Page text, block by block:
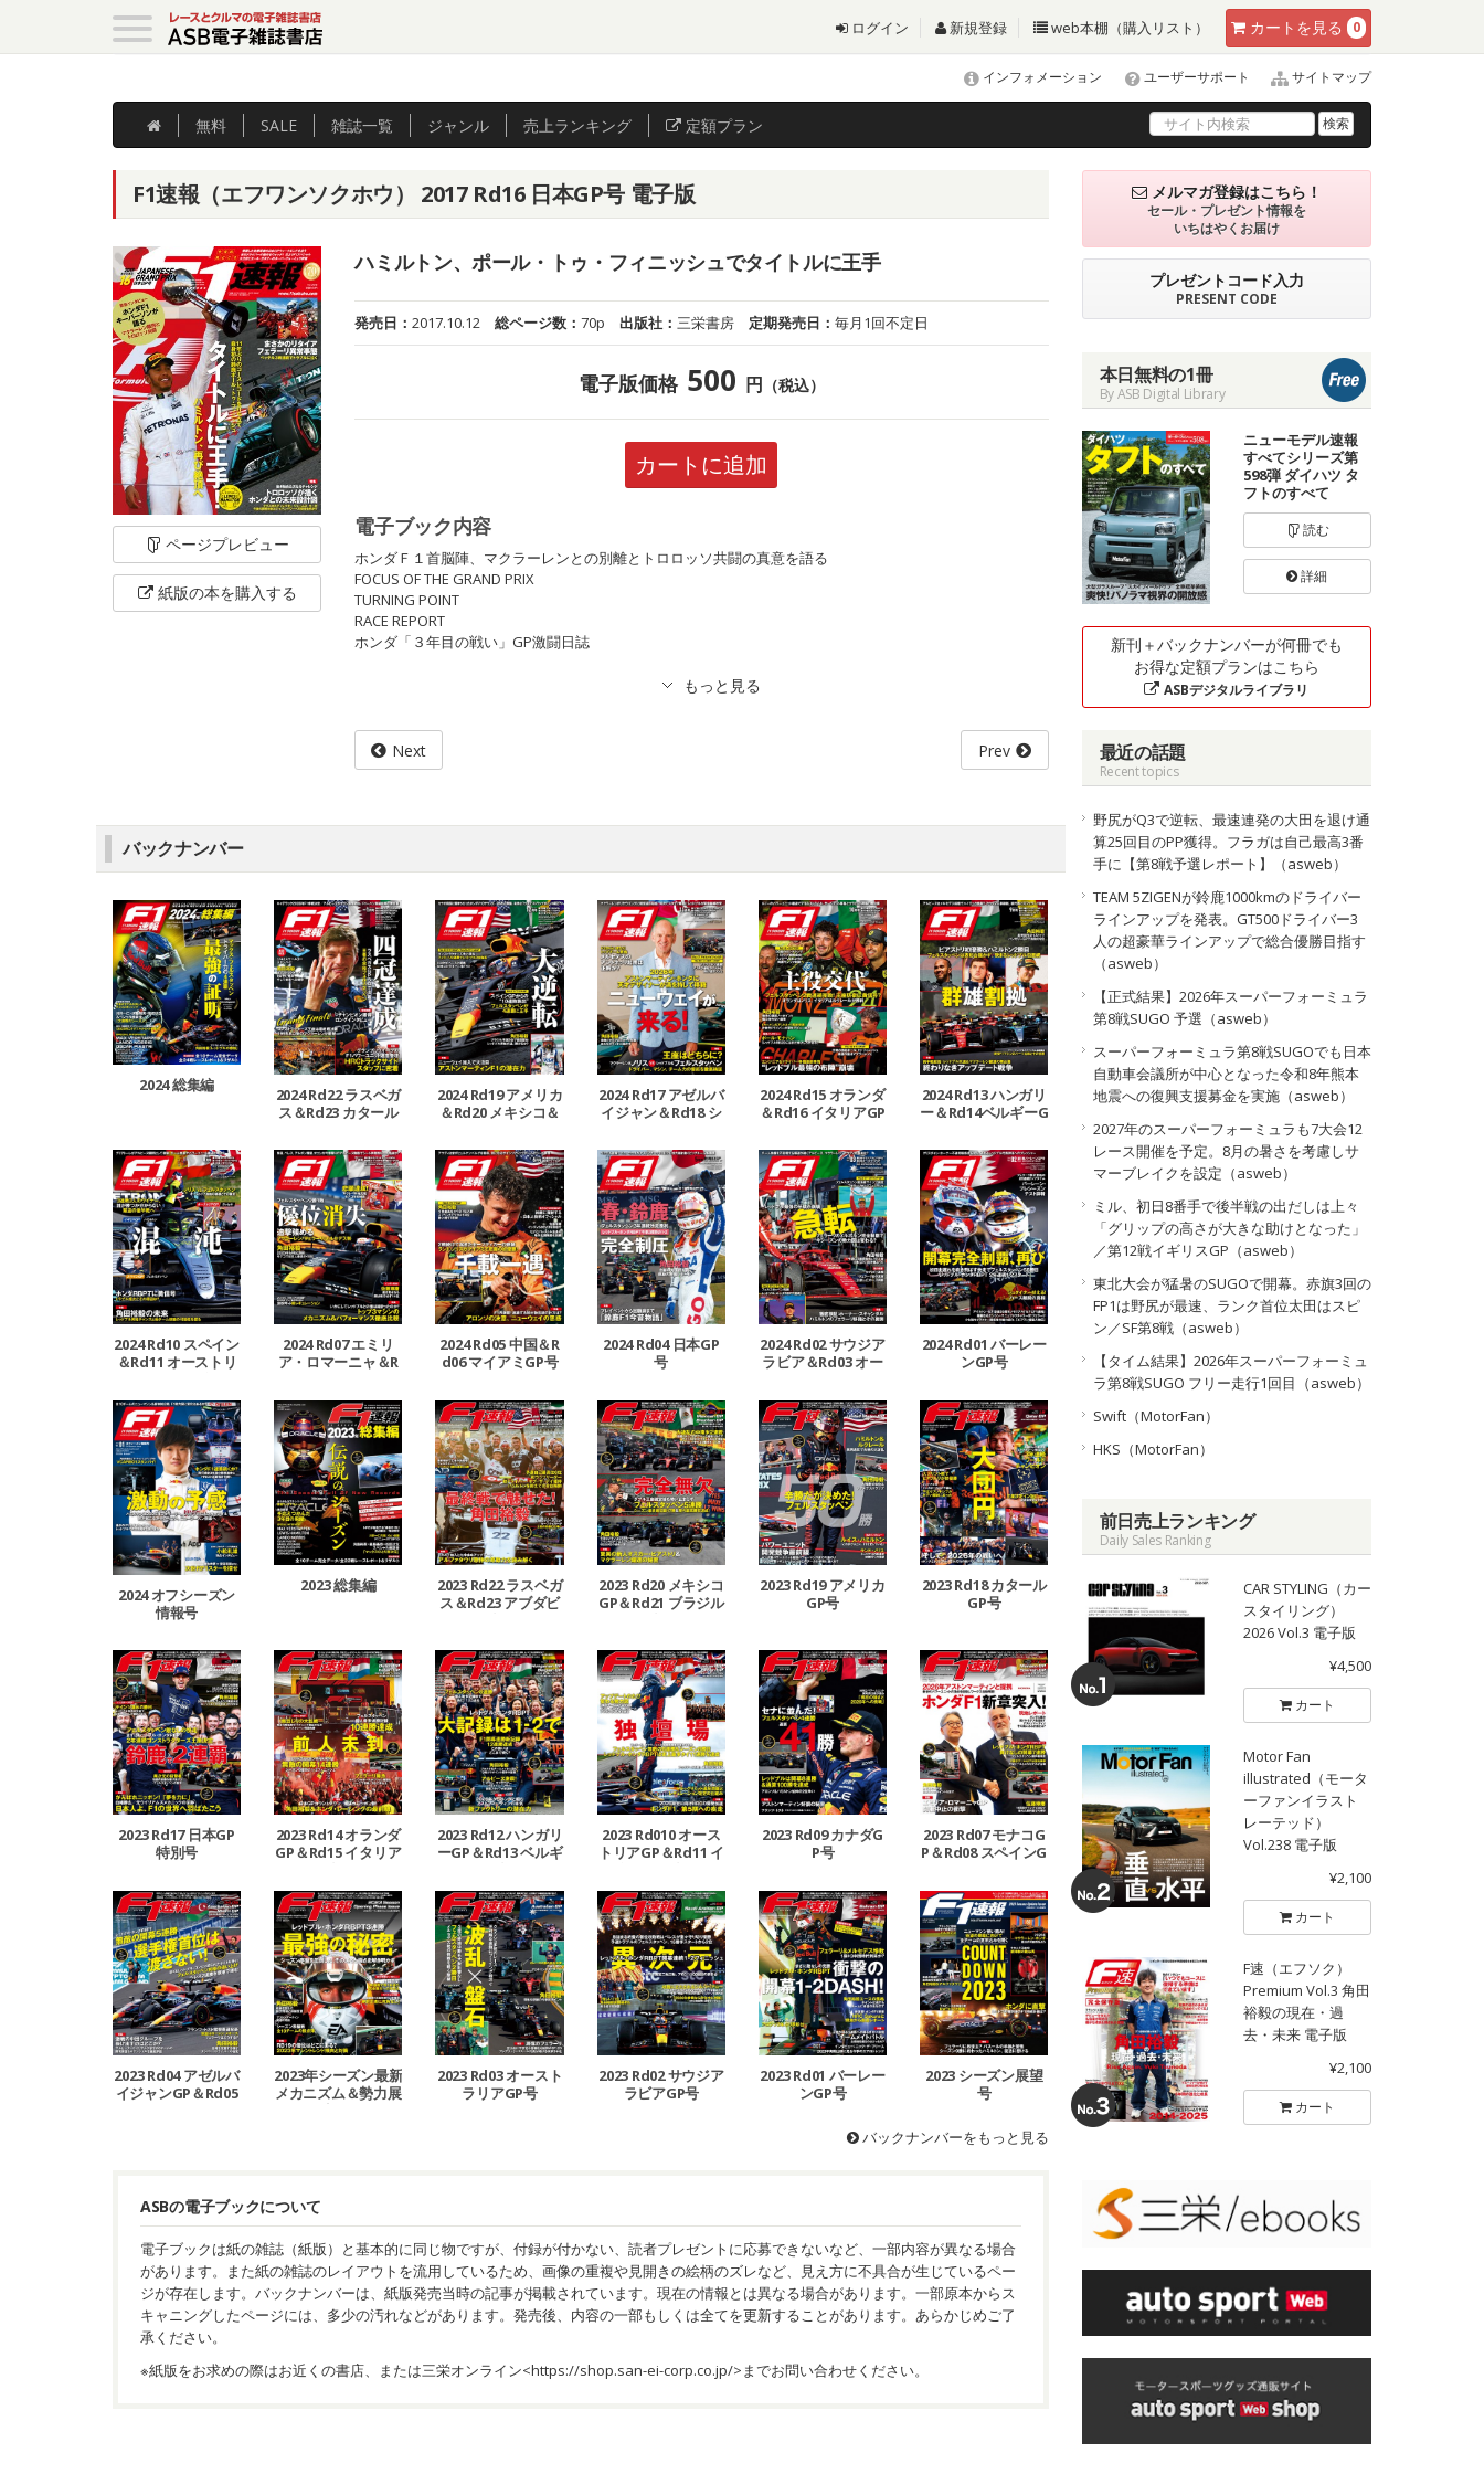
カート を見る 0
ログイン 新規登録 web本棚（購入リスト）
インフォメーション ユーザーサポート サイトマップ
無料 SALE 雑誌一覧 ジャンル 売上ランキング 定額プラン 検索
F1速報（エフワンソクホウ） 2017 Rd16 日本GP号 電子版
ページプレビュー
紙版の本を購入する
ハミルトン、ポール・トゥ・フィニッシュでタイトルに王手
発売日：2017.10.12 総ページ数：70p 出版社：三栄書房 定期発売日：毎月1回不定日
電子版価格 500 円 （税込）
カートに追加
電子ブック内容
ホンダＦ１首脳陣、マクラーレンとの別離とトロロッソ共闘の真意を語る
FOCUS OF THE GRAND PRIX
TURNING POINT
RACE REPORT
ホンダ「３年目の戦い」GP激闘日誌
Next Prev
バックナンバー
2024 総集編
2024 Rd22 ラスベガ
ス＆Rd23 カタール
号
2024 Rd19 アメリカ
＆Rd20 メキシコ＆
2024 Rd17 アゼルバ
イジャン＆Rd18 シ
2024 Rd15 オランダ
＆Rd16 イタリアGP
2024 Rd13 ハンガリ
ー＆Rd14ベルギーG
2024 Rd10 スペイン
＆Rd11 オーストリ
GP号
2024 Rd07 エミリ
ア・ロマーニャ＆R
カナダGP号
2024 Rd05 中国＆R
d06 マイアミGP号
2024 Rd04 日本GP
号
2024 Rd02 サウジア
ラビア＆Rd03 オー
2024 Rd01 バーレー
ンGP号
2024 オフシーズン
情報号
2023 総集編
2023 Rd22 ラスベガ
ス＆Rd23 アブダビ
2023 Rd20 メキシコ
GP＆Rd21 ブラジル
2023 Rd19 アメリカ
GP号
2023 Rd18 カタール
GP号
2023 Rd17 日本GP
特別号
2023 Rd14 オランダ
GP＆Rd15 イタリア
2023 Rd12 ハンガリ
ーGP＆Rd13 ベルギ
2023 Rd010 オース
トリアGP＆Rd11 イ
2023 Rd09 カナダG
P号
2023 Rd07 モナコG
P＆Rd08 スペインG
2023 Rd04 アゼルバ
イジャンGP＆Rd05
2023年シーズン最新
メカニズム＆勢力展
望号
2023 Rd03 オースト
ラリアGP号
2023 Rd02 サウジア
ラビアGP号
2023 Rd01 バーレー
ンGP号
2023 シーズン展望
号
バックナンバーをもっと見る
ASBの電子ブックについて
電子ブックは紙の雑誌（紙版）と基本的に同じ物ですが、付録が付かない、読者プレゼントに応募できないなど、一部内容が異なる場合
があります。また紙の雑誌のレイアウトを流用しているため、画像の重複や見開きの絵柄のズレなど、見え方に不具合が生じているペー
ジが存在します。バックナンバーは、紙版発売当時の記事が掲載されています。現在の情報とは異なる場合があります。一部原本からス
キャニングしたページには、多少の汚れなどがあります。発売後、内容の一部もしくは全てを更新することがあります。あらかじめご了
承ください。
※紙版をお求めの際はお近くの書店、または三栄オンライン<https://shop.san-ei-corp.co.jp/>までお問い合わせください。
メルマガ登録はこちら！
セール・プレゼント情報を
いちはやくお届け
プレゼントコード入力
PRESENT CODE
本日無料の1冊
By ASB Digital Library
ニューモデル速報
すべてシリーズ第
598弾 ダイハツ タ
フトのすべて
読む
詳細
新刊＋バックナンバーが何冊でも
お得な定額プランはこちら
ASBデジタルライブラリ
最近の話題
Recent topics
野尻がQ3で逆転、最速連発の大田を退け通
算25回目のPP獲得。フラガは自己最高3番
手に【第8戦予選レポート】（asweb）
TEAM 5ZIGENが鈴鹿1000kmのドライバー
ラインアップを発表。GT500ドライバー3
人の超豪華ラインアップで総合優勝目指す
（asweb）
【正式結果】2026年スーパーフォーミュラ
第8戦SUGO 予選（asweb）
スーパーフォーミュラ第8戦SUGOでも日本
自動車会議所が中心となった令和8年熊本
地震への復興支援募金を実施（asweb）
2027年のスーパーフォーミュラも7大会12
レース開催を予定。8月の暑さを考慮しサ
マーブレイクを設定（asweb）
ミル、初日8番手で後半戦の出だしは上々
「グリップの高さが大きな助けとなった」
／第12戦イギリスGP（asweb）
東北大会が猛暑のSUGOで開幕。赤旗3回の
FP1は野尻が最速、ランク首位太田はスピ
ン／SF第8戦（asweb）
【タイム結果】2026年スーパーフォーミュ
ラ第8戦SUGO フリー走行1回目（asweb）
Swift（MotorFan）
HKS（MotorFan）
前日売上ランキング
Daily Sales Ranking
CAR STYLING（カー
スタイリング）
2026 Vol.3 電子版
¥4,500
カート
Motor Fan
illustrated（モータ
ーファンイラスト
レーテッド）
Vol.238 電子版
¥2,100
カート
F速（エフソク）
Premium Vol.3 角田
裕毅の現在・過
去・未来 電子版
¥2,100
カート